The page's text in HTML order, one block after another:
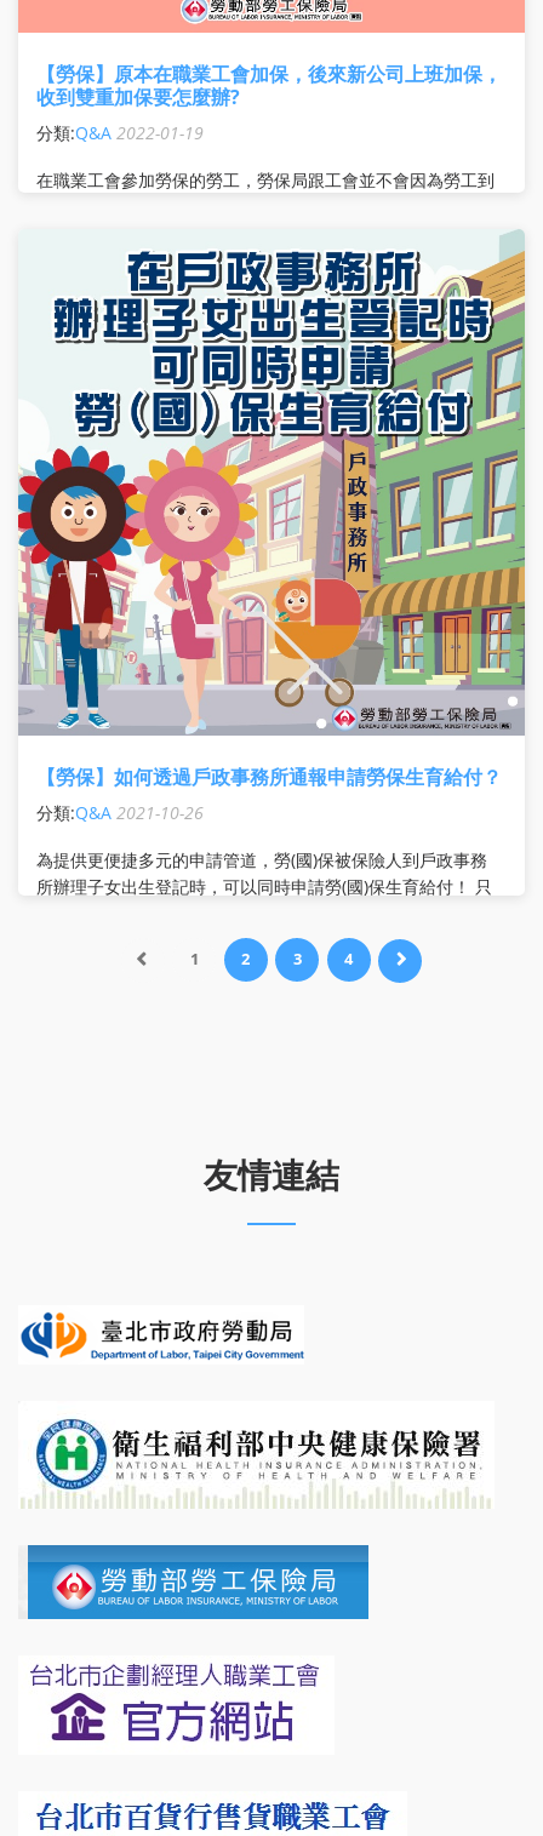
【勞保】原本在職業工會加保，後來新公司上班加保，
收到雙重加保要怎麼辦?
分類:Q&A 2022-01-19
在職業工會參加勞保的勞工，勞保局跟工會並不會因為勞工到
定雇主的工作，應主動洽工會辦
【勞保】如何透過戶政事務所通報申請勞保生育給付？
分類:Q&A 2021-10-26
為提供更便捷多元的申請管道，勞(國)保被保險人到戶政事務
所辦理子女出生登記時，可以同時申請勞(國)保生育給付！ 只
本人國內金融機構帳戶資料後
1 2 3 4 Next
友情連結